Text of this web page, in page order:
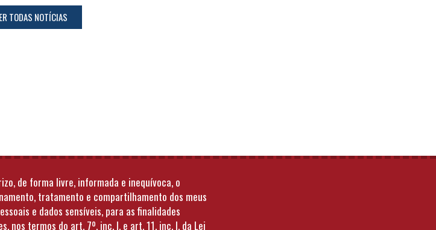
TODAS NOTÍCIAS
de forma livre, informada e inequívoca, o
tratamento e compartilhamento dos meus
e dados sensíveis, para as finalidades
nos termos do art. 7º, inc. I, e art. 11, inc. I, da Lei